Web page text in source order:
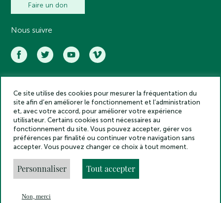
Faire un don
Nous suivre
Académie des inscriptions et belles lettres – Tous droits réservés
2025
Politique de confidentialité
Mentions légales
Crédits
Gestion des cookies
Made by
Ce site utilise des cookies pour mesurer la fréquentation du
site afin d’en améliorer le fonctionnement et l’administration
et, avec votre accord, pour améliorer votre expérience
utilisateur. Certains cookies sont nécessaires au
fonctionnement du site. Vous pouvez accepter, gérer vos
préférences par finalité ou continuer votre navigation sans
accepter. Vous pouvez changer ce choix à tout moment.
Personnaliser Tout accepter
Non, merci